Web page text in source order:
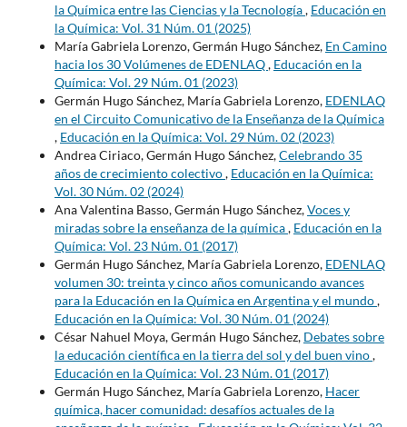
la Química entre las Ciencias y la Tecnología, Educación en
la Química: Vol. 31 Núm. 01 (2025)
María Gabriela Lorenzo, Germán Hugo Sánchez, En Camino
hacia los 30 Volúmenes de EDENLAQ, Educación en la
Química: Vol. 29 Núm. 01 (2023)
Germán Hugo Sánchez, María Gabriela Lorenzo, EDENLAQ
en el Circuito Comunicativo de la Enseñanza de la Química
, Educación en la Química: Vol. 29 Núm. 02 (2023)
Andrea Ciriaco, Germán Hugo Sánchez,Celebrando 35
años de crecimiento colectivo, Educación en la Química:
Vol. 30 Núm. 02 (2024)
Ana Valentina Basso, Germán Hugo Sánchez,Voces y
miradas sobre la enseñanza de la química, Educación en la
Química: Vol. 23 Núm. 01 (2017)
Germán Hugo Sánchez, María Gabriela Lorenzo, EDENLAQ
volumen 30: treinta y cinco años comunicando avances
para la Educación en la Química en Argentina y el mundo,
Educación en la Química: Vol. 30 Núm. 01 (2024)
César Nahuel Moya, Germán Hugo Sánchez, Debates sobre
la educación científica en la tierra del sol y del buen vino,
Educación en la Química: Vol. 23 Núm. 01 (2017)
Germán Hugo Sánchez, María Gabriela Lorenzo, Hacer
química, hacer comunidad: desafíos actuales de la